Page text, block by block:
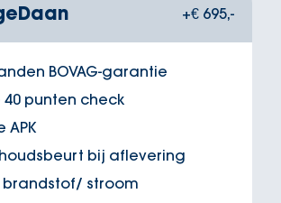
+€ 695,-
BOVAG-garantie
40 punten check
APK
bij aflevering
brandstof/ stroom